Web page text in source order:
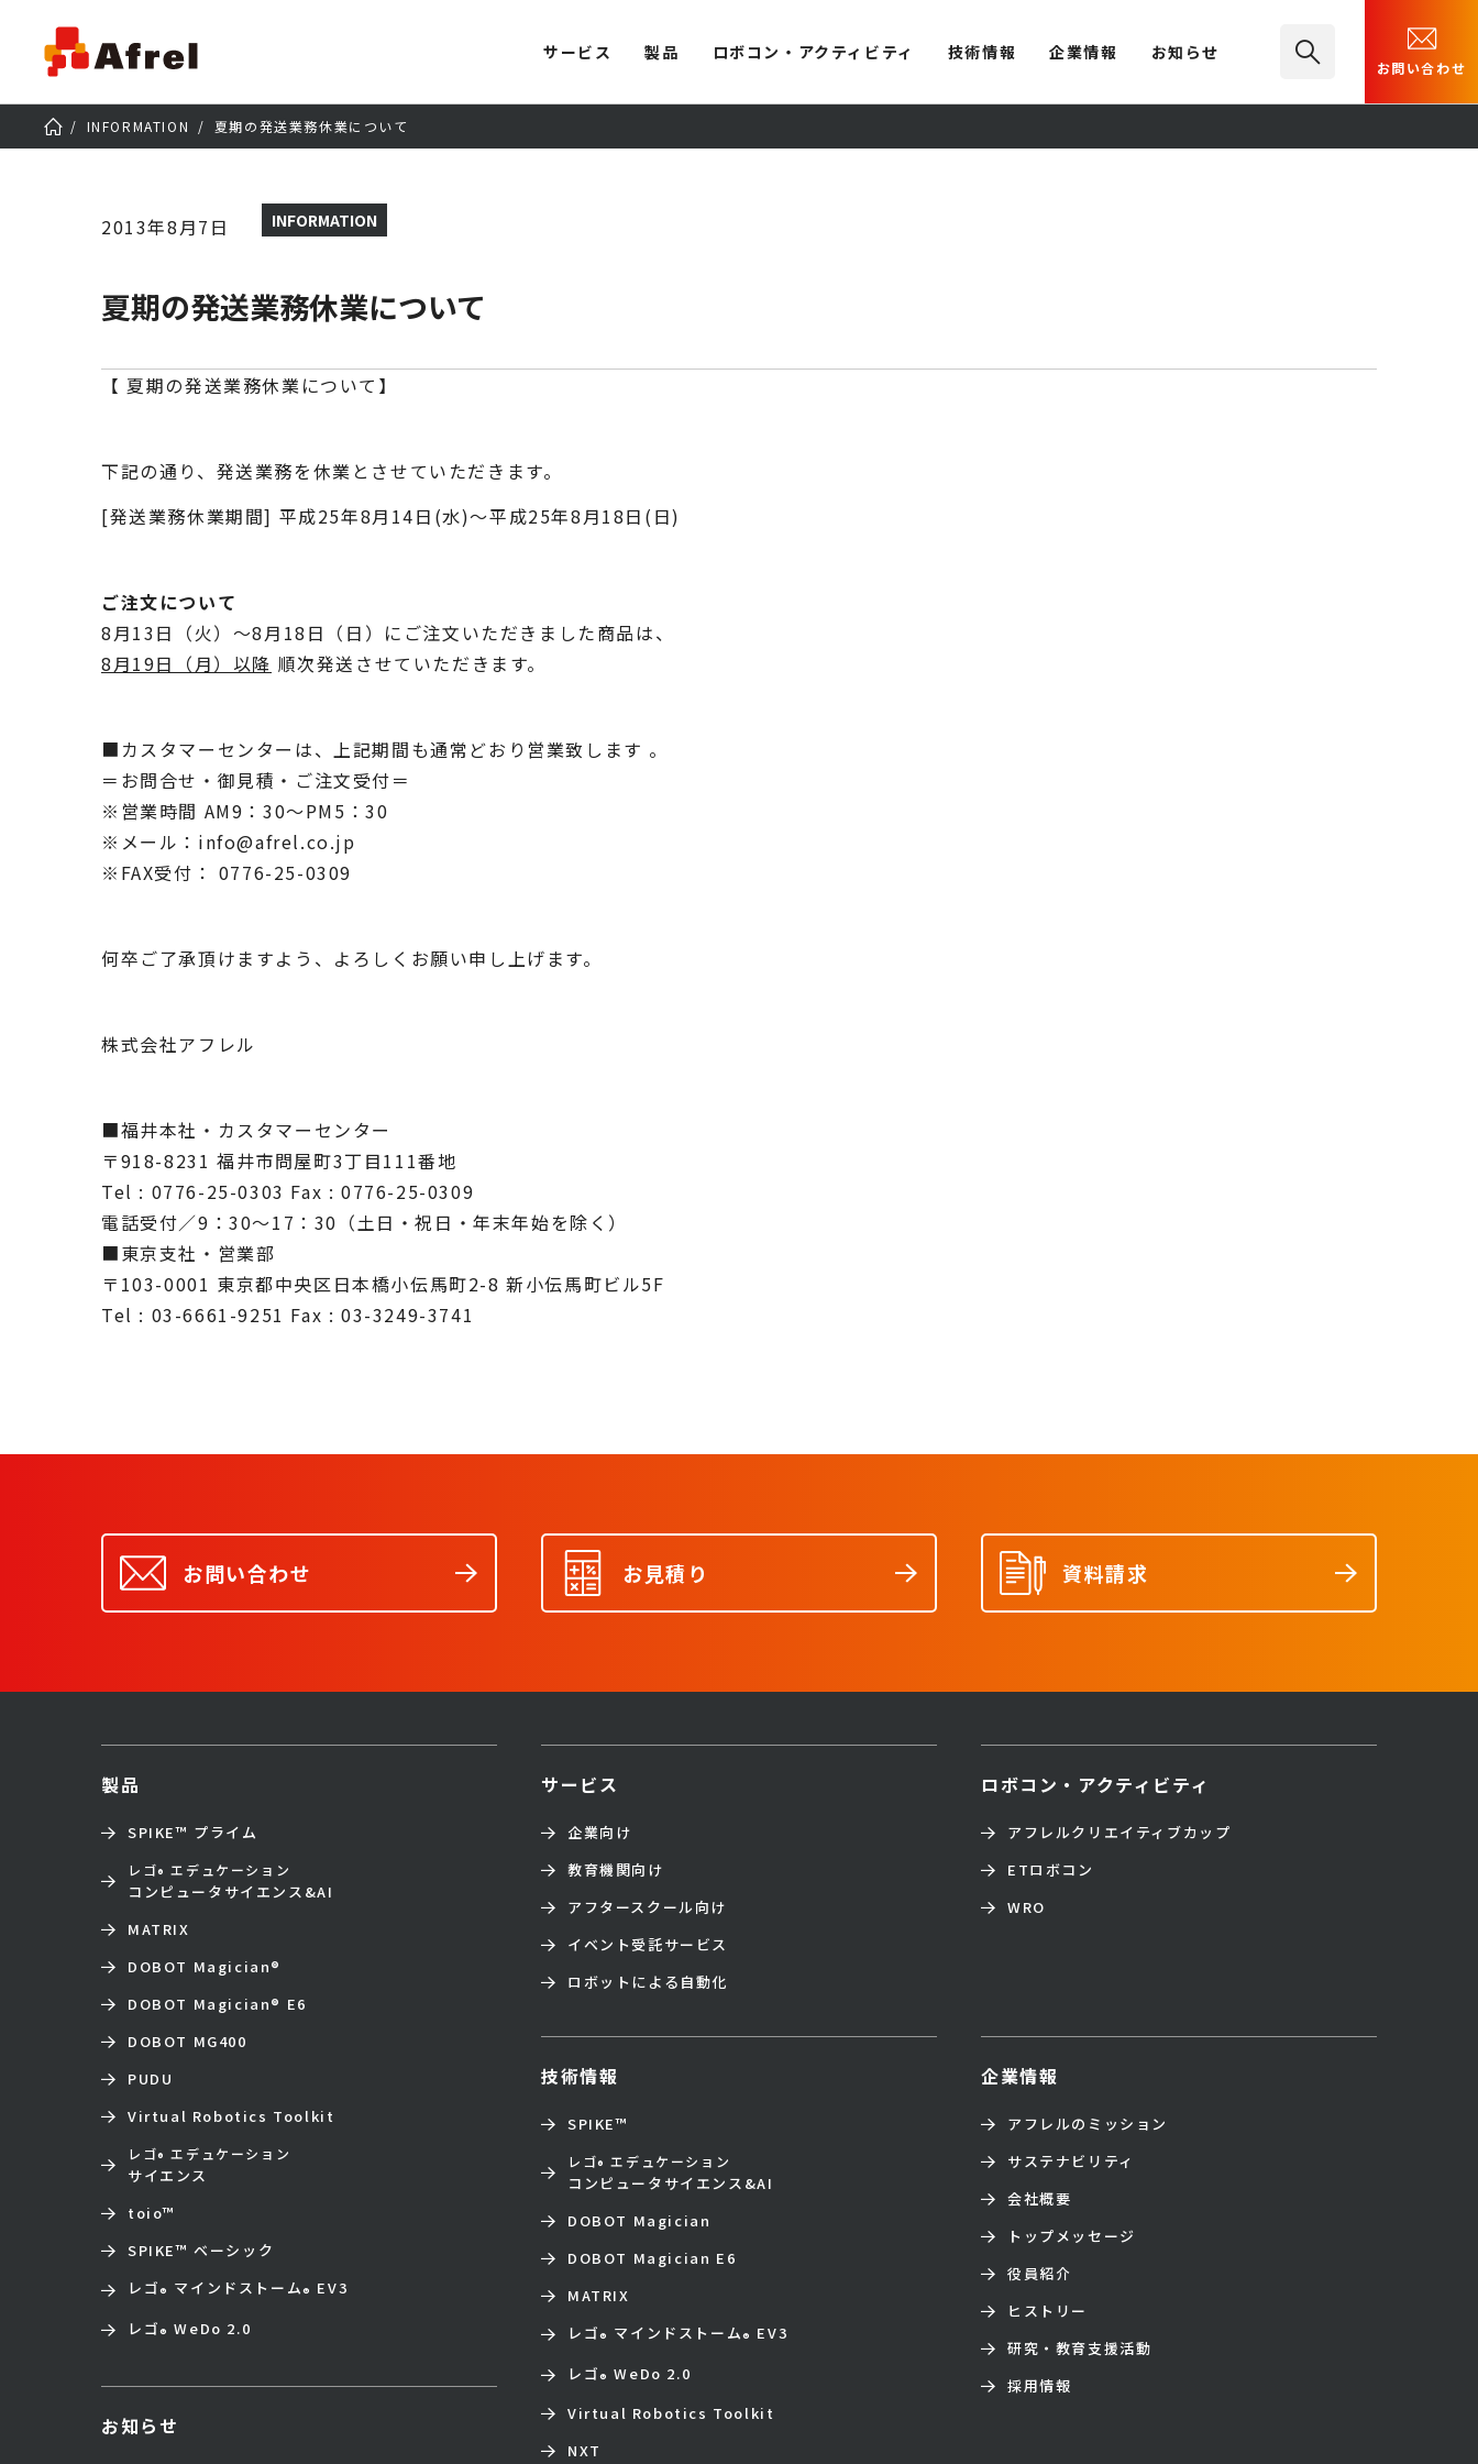
サービス 製品 ロボコン・アクティビティ 技術情報 企業情報 お知らせ
お問い合わせ
INFORMATION 夏期の発送業務休業について
2013年8月7日 INFORMATION
夏期の発送業務休業について
【 夏期の発送業務休業について】
下記の通り、発送業務を休業とさせていただきます。
[発送業務休業期間] 平成25年8月14日(水)～平成25年8月18日(日)
ご注文について
8月13日（火）～8月18日（日）にご注文いただきました商品は、
8月19日（月）以降 順次発送させていただきます。
■カスタマーセンターは、上記期間も通常どおり営業致します 。
＝お問合せ・御見積・ご注文受付＝
※営業時間 AM9：30～PM5：30
※メール：info@afrel.co.jp
※FAX受付： 0776-25-0309
何卒ご了承頂けますよう、よろしくお願い申し上げます。
株式会社アフレル
■福井本社・カスタマーセンター
〒918-8231 福井市問屋町3丁目111番地
Tel : 0776-25-0303 Fax : 0776-25-0309
電話受付／9：30～17：30（土日・祝日・年末年始を除く）
■東京支社・営業部
〒103-0001 東京都中央区日本橋小伝馬町2-8 新小伝馬町ビル5F
Tel : 03-6661-9251 Fax : 03-3249-3741
お問い合わせ お見積り 資料請求
サービス
企業向け
教育機関向け
アフタースクール向け
イベント受託サービス
ロボットによる自動化
製品
SPIKE™ プライム
レゴ® エデュケーション
コンピュータサイエンス&AI
MATRIX
DOBOT Magician®
DOBOT Magician® E6
DOBOT MG400
PUDU
Virtual Robotics Toolkit
レゴ® エデュケーション
サイエンス
toio™
SPIKE™ ベーシック
レゴ® マインドストーム® EV3
レゴ® WeDo 2.0
ロボコン・アクティビティ
アフレルクリエイティブカップ
ETロボコン
WRO
技術情報
SPIKE™
レゴ® エデュケーション
コンピュータサイエンス&AI
DOBOT Magician
DOBOT Magician E6
MATRIX
レゴ® マインドストーム® EV3
レゴ® WeDo 2.0
Virtual Robotics Toolkit
NXT
企業情報
アフレルのミッション
サステナビリティ
会社概要
トップメッセージ
役員紹介
ヒストリー
研究・教育支援活動
採用情報
お知らせ